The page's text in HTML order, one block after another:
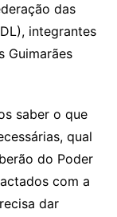
das
integrantes
Guimarães
saber o que
qual
do Poder
com a
dar